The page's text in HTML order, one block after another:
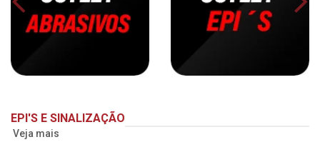
EPI'S E SINALIZAÇÃO
Veja mais